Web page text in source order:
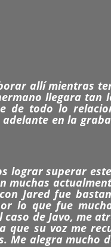
allí mientras
llegara tan
de todo lo
en la
lograr superar
muchas
Jared fue
lo que fue
de Javo, me
que su voz me
Me alegra mucho